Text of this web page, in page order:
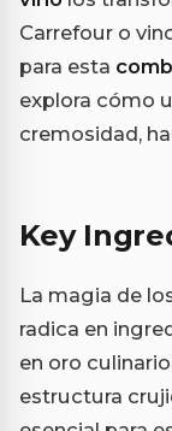
Carrefour o
para esta
explora cómo
cremosidad,
Key
La magia de
radica en
en oro
estructura